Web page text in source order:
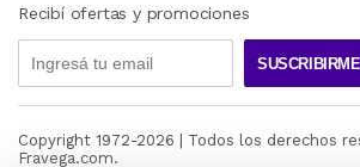
Recibí ofertas y promociones
SUSCRIBIRME
Copyright 1972-2026 | Todos los derechos
Fravega.com.